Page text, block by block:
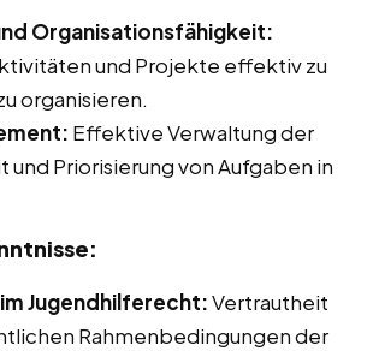
Organisationsfähigkeit:
und Projekte effektiv zu
organisieren.
Effektive Verwaltung der
und Priorisierung von Aufgaben in
Jugendhilferecht:Vertrautheit
Rahmenbedingungen der